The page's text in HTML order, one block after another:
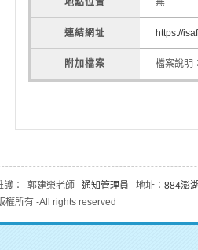
地點位置 無
連結網址 https://
附加檔案 檔案說明
護： 郭建榮老師 通知管理員 地址： 884澎
權所有 -All rights reserved